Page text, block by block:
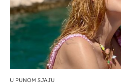
U PUNOM SJAJU